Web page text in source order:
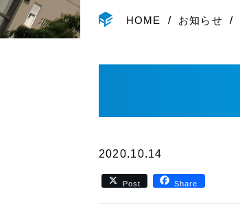
HOME お知らせ
2020.10.14
Post Share